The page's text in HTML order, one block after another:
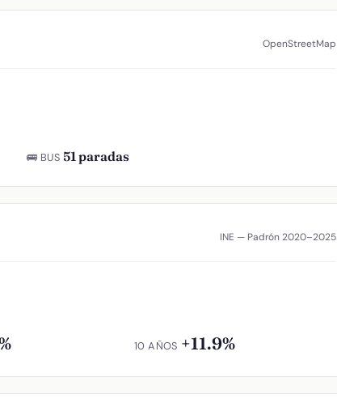
OpenStreetMap
🚌 BUS 51 paradas
INE — Padrón 2020–2025
10 AÑOS +11.9%